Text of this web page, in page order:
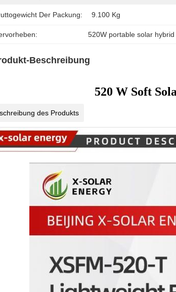
Der Packung: 9.100 Kg
520W portable solar
Beschreibung
520 W Soft
des Produkts